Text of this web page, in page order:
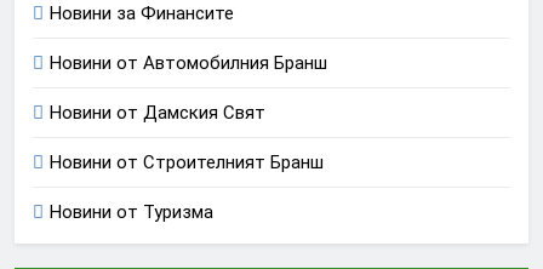
Новини за Финансите
Новини от Автомобилния Бранш
Новини от Дамския Свят
Новини от Строителният Бранш
Новини от Туризма